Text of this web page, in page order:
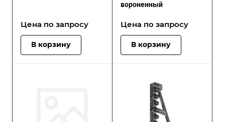
Цена по запросу
В корзину
вороненный
Цена по запросу
В корзину